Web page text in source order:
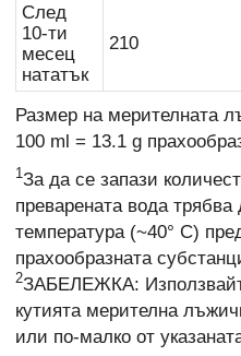
След
10-ти
месец
нататък
210
Размер на мерителната
100 ml = 13.1 g
1За да се запази
преварената вода
температура (~40° C)
прахообразната
2ЗАБЕЛЕЖКА:
кутията мерителна
или по-малко от